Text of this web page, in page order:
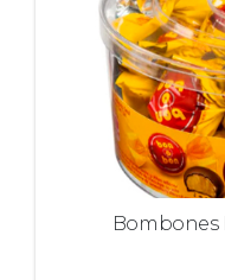
Bombones